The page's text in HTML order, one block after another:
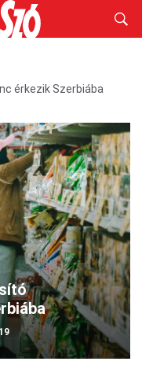
érkezik Szerbiába